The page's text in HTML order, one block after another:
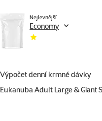
Economy
Nejlevnější
Výpočet denní krmné dávky
Eukanuba Adult Large & Giant